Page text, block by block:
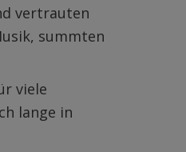
vertrauten
summten
viele
lange in